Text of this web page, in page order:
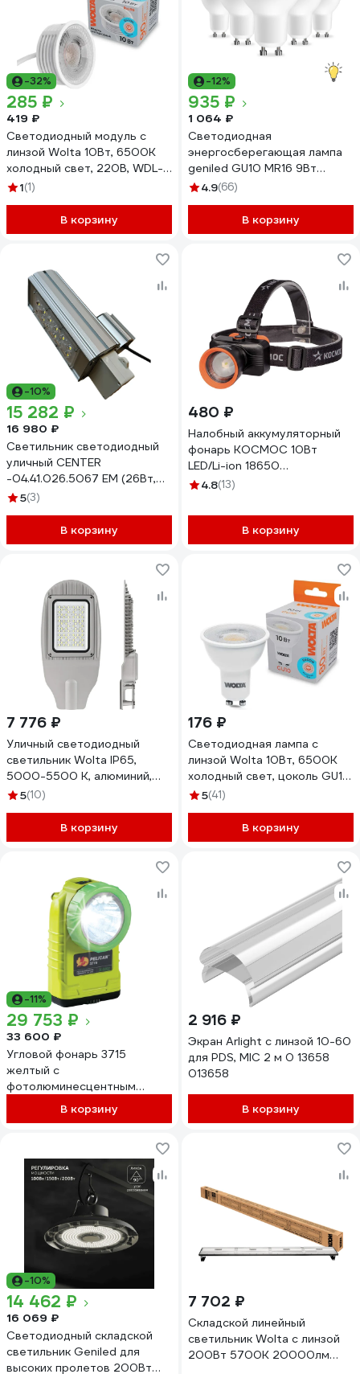
-32%
285 ₽
419 ₽
Светодиодный модуль с
линзой Wolta 10Вт, 6500K
холодный свет, 220В, WDL-
MR16-220V10W6K-LC
1(1)
В корзину
-12%
935 ₽
1 064 ₽
Светодиодная
энергосберегающая лампа
geniled GU10 MR16 9Вт
3000K 90Ra линза Софит 5
4.9(66)
В корзину
-10%
15 282 ₽
16 980 ₽
Светильник светодиодный
уличный CENTER
-04.41.026.5067 EM (26Вт,
4290лм, 5000К, Osram
рассеивания 150°х61°), IP67,
220В, 290x114x76 мм,
04.41.026.5067 EM BOX
ЦБ-00011974
5(3)
В корзину
480 ₽
Налобный аккумуляторный
фонарь КОСМОС 10Вт
LED/Li-ion 18650
1200mAh/ABS+алюминий/
KOC531Lit
4.8(13)
В корзину
7 776 ₽
Уличный светодиодный
светильник Wolta IP65,
5000-5500 К, алюминий,
линза STL-50W01
5(10)
В корзину
176 ₽
Светодиодная лампа с
линзой Wolta 10Вт, 6500K
холодный свет, цоколь GU10,
220В, WSTD-PAR16-
5(41)
В корзину
-11%
29 753 ₽
33 600 ₽
Угловой фонарь 3715
желтый с
фотолюминесцентным
корпусом линзы Pelican
037150-0001-247
В корзину
2 916 ₽
Экран Arlight с линзой 10-60
для PDS, MIC 2 м 0 13658
013658
В корзину
-10%
14 462 ₽
16 069 ₽
Светодиодный складской
светильник Geniled для
высоких пролетов 200Вт
7 702 ₽
Складской линейный
светильник Wolta с линзой
200Вт 5700K 20000лм